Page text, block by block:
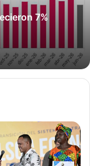
7%